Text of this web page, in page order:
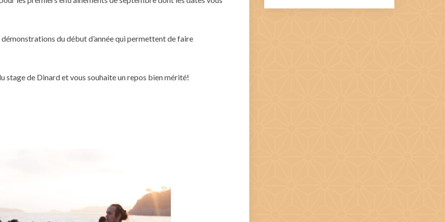
du début d’année qui permettent de faire
stage de Dinard et vous souhaite un repos bien mérité!